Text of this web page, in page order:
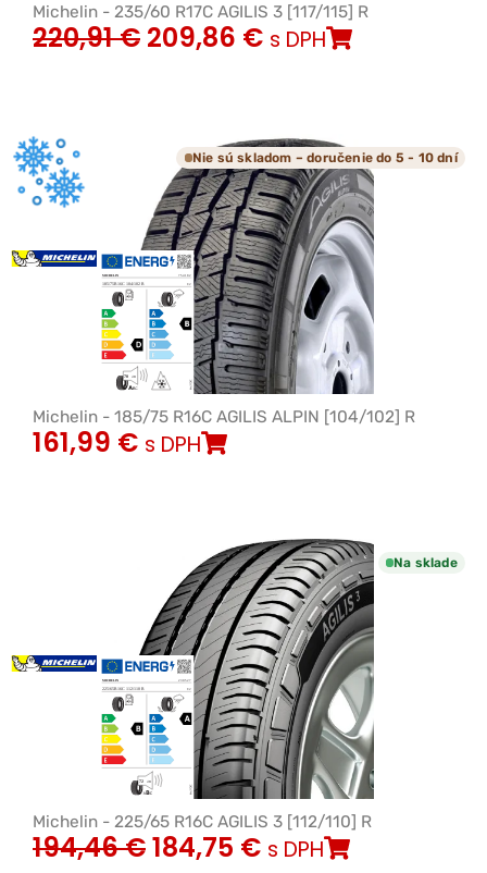
Michelin - 235/60 R17C AGILIS 3 [117/115] R
220,91€ 209,86 € s DPH
Nie sú skladom – doručenie do 5 - 10 dní
Michelin - 185/75 R16C AGILIS ALPIN [104/102] R
161,99 € s DPH
Na sklade
Michelin - 225/65 R16C AGILIS 3 [112/110] R
194,46€184,75 € s DPH